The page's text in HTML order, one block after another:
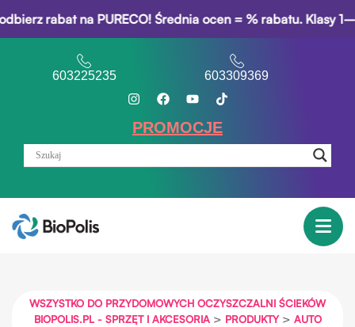
rabat na PURECO! Średnia ocen = % rabatu. Klasy
603225235 603309369
PROMOCJE
WSZYSTKO DO PRZYDOMOWYCH OCZYSZCZALNI ŚCIEKÓW
BIOPOLIS.PL - SPRZĘT I AKCESORIA> PRODUKTY> AUTO